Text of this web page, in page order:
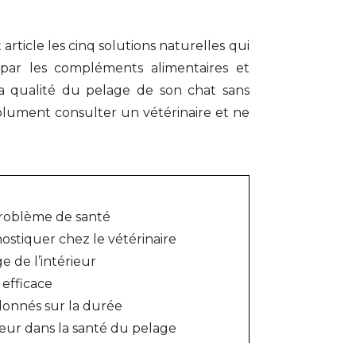
article les cinq solutions naturelles qui
les compléments alimentaires et
qualité du pelage de son chat sans
consulter un vétérinaire et ne
de santé
chez le vétérinaire
de l’intérieur
sur la durée
dans la santé du pelage